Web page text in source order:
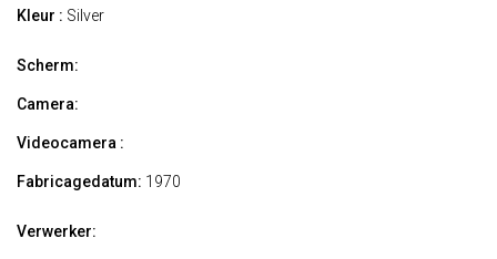
Kleur : Silver
Scherm:
Camera:
Videocamera :
Fabricagedatum: 1970
Verwerker: